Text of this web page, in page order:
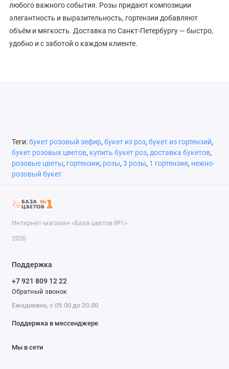
любого важного события. Розы придают композиции
элегантность и выразительность, гортензии добавляют
объём и мягкость. Доставка по Санкт-Петербургу — быстро,
удобно и с заботой о каждом клиенте.
Теги:букет розовый зефир, букет из роз, букет из гортензий,
букет розовых цветов, купить букет роз, доставка букетов,
розовые цветы, гортензии, розы, 3 розы, 1 гортензия, нежно-
розовый букет
Интернет-магазин «База цветов №1»
2026
Поддержка
+7 921 809 12 22
Обратный звонок
Ежедневно, с 09.00 до 20.00
Поддержка в мессенджере
Мы в сети